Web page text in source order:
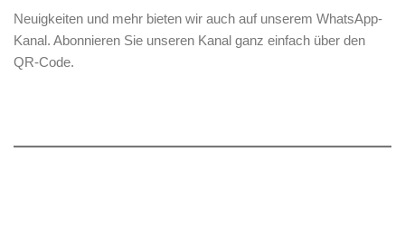
Neuigkeiten und mehr bieten wir auch auf unserem WhatsApp-
Kanal. Abonnieren Sie unseren Kanal ganz einfach über den
QR-Code.